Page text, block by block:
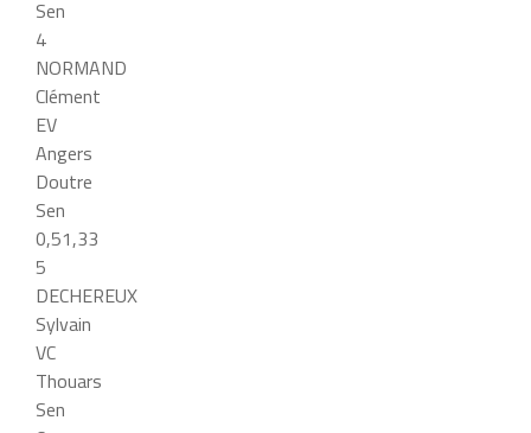
Sen
4
NORMAND
Clément
EV
Angers
Doutre
Sen
0,51,33
5
DECHEREUX
Sylvain
VC
Thouars
Sen